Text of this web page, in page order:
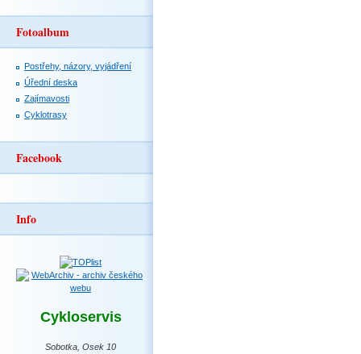
Fotoalbum
Postřehy, názory, vyjádření
Úřední deska
Zajímavosti
Cyklotrasy
Facebook
Info
Cykloservis
Sobotka, Osek 10